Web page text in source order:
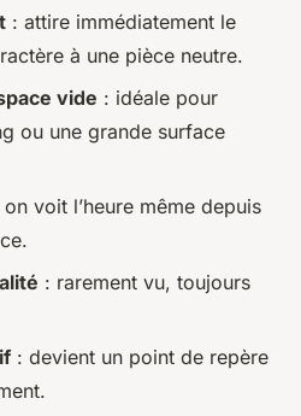
: attire immédiatement le
à une pièce neutre.
vide : idéale pour
ou une grande surface
on voit l’heure même depuis
: rarement vu, toujours
: devient un point de repère